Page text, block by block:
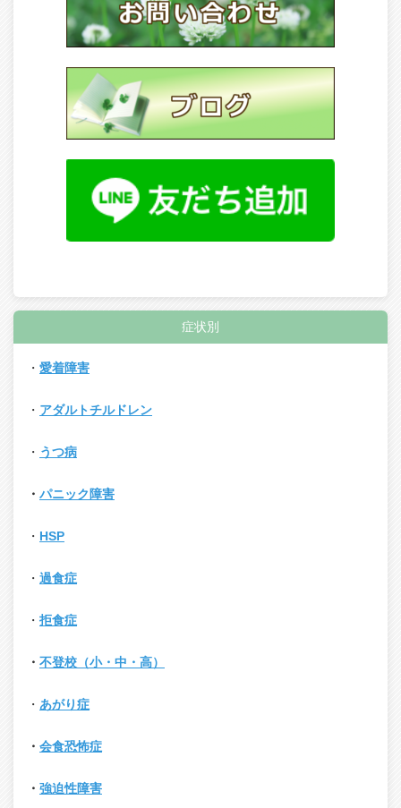
症状別
・ 愛着障害
・ アダルトチルドレン
・ うつ病
・ パニック障害
・ HSP
・ 過食症
・ 拒食症
・ 不登校（小・中・高）
・ あがり症
・ 会食恐怖症
・ 強迫性障害